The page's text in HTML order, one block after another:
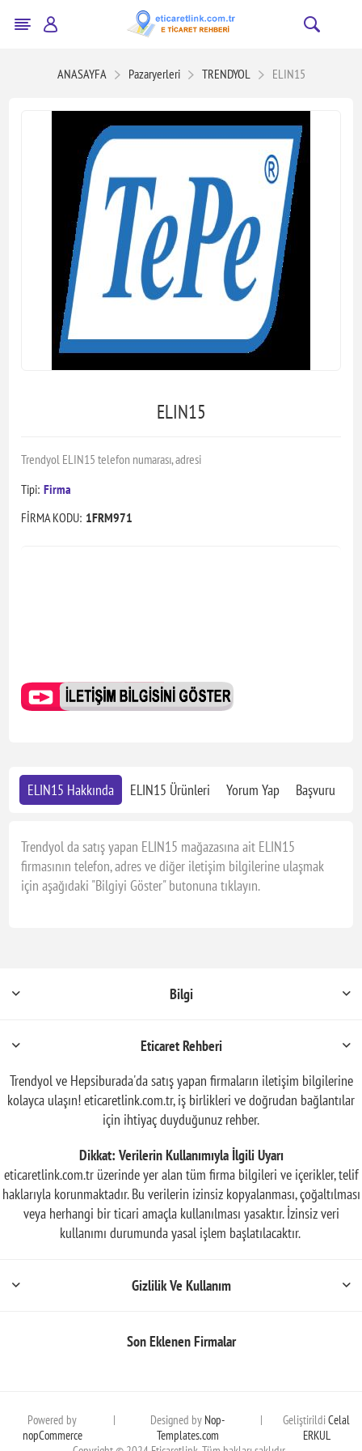
ANASAYFA Pazaryerleri TRENDYOL ELIN15
ELIN15
Trendyol ELIN15 telefon numarası, adresi
Tipi: Firma
FİRMA KODU: 1FRM971
ELIN15 Hakkında ELIN15 Ürünleri Yorum Yap Başvuru
Trendyol da satış yapan ELIN15 mağazasına ait ELIN15
firmasının telefon, adres ve diğer iletişim bilgilerine ulaşmak
için aşağıdaki "Bilgiyi Göster" butonuna tıklayın.
Bilgi
Eticaret Rehberi
Trendyol ve Hepsiburada'da satış yapan firmaların iletişim bilgilerine
kolayca ulaşın! eticaretlink.com.tr, iş birlikleri ve doğrudan bağlantılar
için ihtiyaç duyduğunuz rehber.
Dikkat: Verilerin Kullanımıyla İlgili Uyarı
eticaretlink.com.tr üzerinde yer alan tüm firma bilgileri ve içerikler, telif
haklarıyla korunmaktadır. Bu verilerin izinsiz kopyalanması, çoğaltılması
veya herhangi bir ticari amaçla kullanılması yasaktır. İzinsiz veri
kullanımı durumunda yasal işlem başlatılacaktır.
Gizlilik Ve Kullanım
Son Eklenen Firmalar
Powered by
nopCommerce
| Designed by Nop-
Templates.com
| GeliştirildiCelal
ERKUL